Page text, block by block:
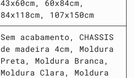
43x60cm, 60x84cm,
84x118cm, 107x150cm
Sem acabamento, CHASSIS
de madeira 4cm, Moldura
Preta, Moldura Branca,
Moldura Clara, Moldura